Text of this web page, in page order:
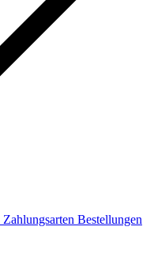
Zahlungsarten Bestellungen